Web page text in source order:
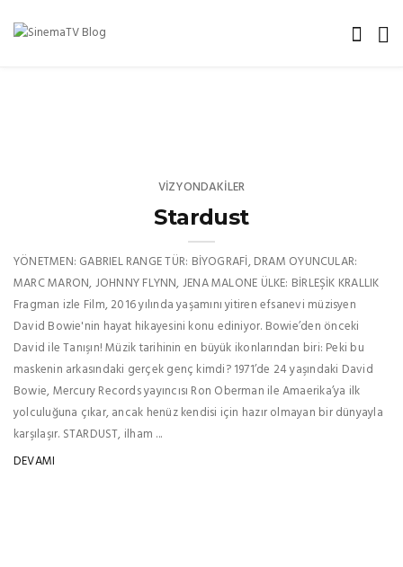
VIZYONDAKILER
Stardust
YÖNETMEN: GABRIEL RANGE TÜR: BİYOGRAFİ, DRAM OYUNCULAR:
MARC MARON, JOHNNY FLYNN, JENA MALONE ÜLKE: BİRLEŞİK KRALLIK
Fragman izle Film, 2016 yılında yaşamını yitiren efsanevi müzisyen
David Bowie'nin hayat hikayesini konu ediniyor. Bowie’den önceki
David ile Tanışın! Müzik tarihinin en büyük ikonlarından biri: Peki bu
maskenin arkasındaki gerçek genç kimdi? 1971’de 24 yaşındaki David
Bowie, Mercury Records yayıncısı Ron Oberman ile Amaerika’ya ilk
yolculuğuna çıkar, ancak henüz kendisi için hazır olmayan bir dünyayla
karşılaşır. STARDUST, ilham ...
DEVAMI